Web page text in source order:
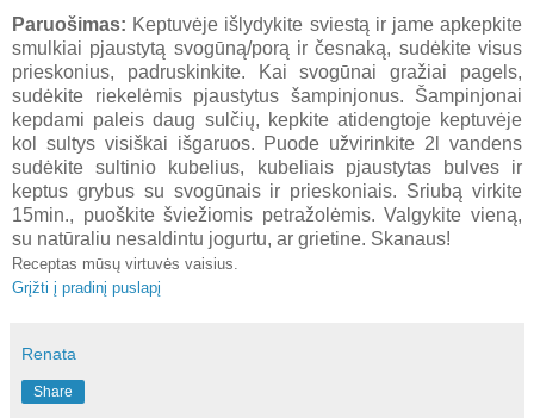
Paruošimas: Keptuvėje išlydykite sviestą ir jame apkepkite
smulkiai pjaustytą svogūną/porą ir česnaką, sudėkite visus
prieskonius, padruskinkite. Kai svogūnai gražiai pagels,
sudėkite riekelėmis pjaustytus šampinjonus. Šampinjonai
kepdami paleis daug sulčių, kepkite atidengtoje keptuvėje
kol sultys visiškai išgaruos. Puode užvirinkite 2l vandens
sudėkite sultinio kubelius, kubeliais pjaustytas bulves ir
keptus grybus su svogūnais ir prieskoniais. Sriubą virkite
15min., puoškite šviežiomis petražolėmis. Valgykite vieną,
su natūraliu nesaldintu jogurtu, ar grietine. Skanaus!
Receptas mūsų virtuvės vaisius.
Grįžti į pradinį puslapį
Renata
Share